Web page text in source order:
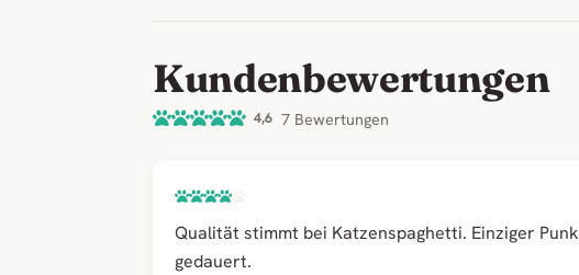
Kundenbewertungen
4,6 7 Bewertungen
Qualität stimmt bei Katzenspaghetti. Einziger
gedauert.